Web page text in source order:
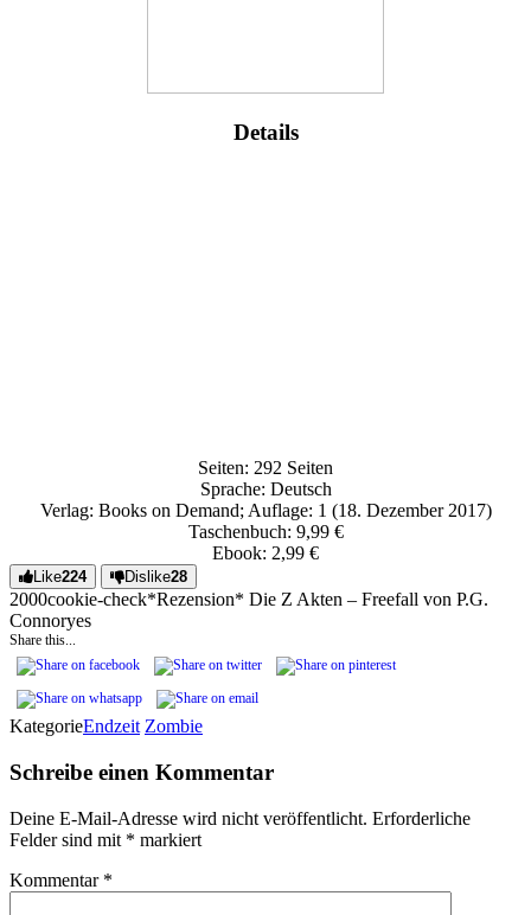
Details
Seiten: 292 Seiten
Sprache: Deutsch
Verlag: Books on Demand; Auflage: 1 (18. Dezember 2017)
Taschenbuch: 9,99 €
Ebook: 2,99 €
Like224 Dislike28
2000cookie-check*Rezension* Die Z Akten – Freefall von P.G.
Connoryes
Share this...
KategorieEndzeit Zombie
Schreibe einen Kommentar
Deine E-Mail-Adresse wird nicht veröffentlicht. Erforderliche
Felder sind mit * markiert
Kommentar *